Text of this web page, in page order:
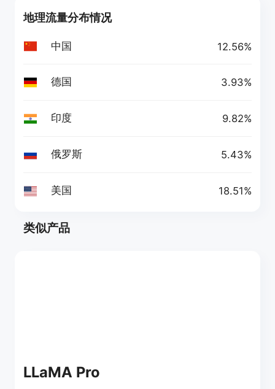
地理流量分布情况
中国 12.56%
德国 3.93%
印度 9.82%
俄罗斯 5.43%
美国 18.51%
类似产品
LLaMA Pro